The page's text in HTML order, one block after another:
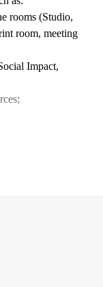
rooms (Studio,
room, meeting
Impact,